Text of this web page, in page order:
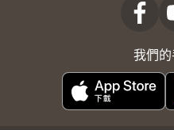
我們